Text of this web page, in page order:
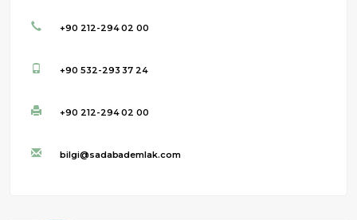
+90 212-294 02 00
+90 532-293 37 24
+90 212-294 02 00
bilgi@sadabademlak.com